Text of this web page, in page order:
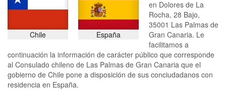
Chile España
en Dolores de La
Rocha, 28 Bajo,
35001 Las Palmas de
Gran Canaria. Le
facilitamos a
continuación la información de carácter público que corresponde
al Consulado chileno de Las Palmas de Gran Canaria que el
gobierno de Chile pone a disposición de sus conciudadanos con
residencia en España.